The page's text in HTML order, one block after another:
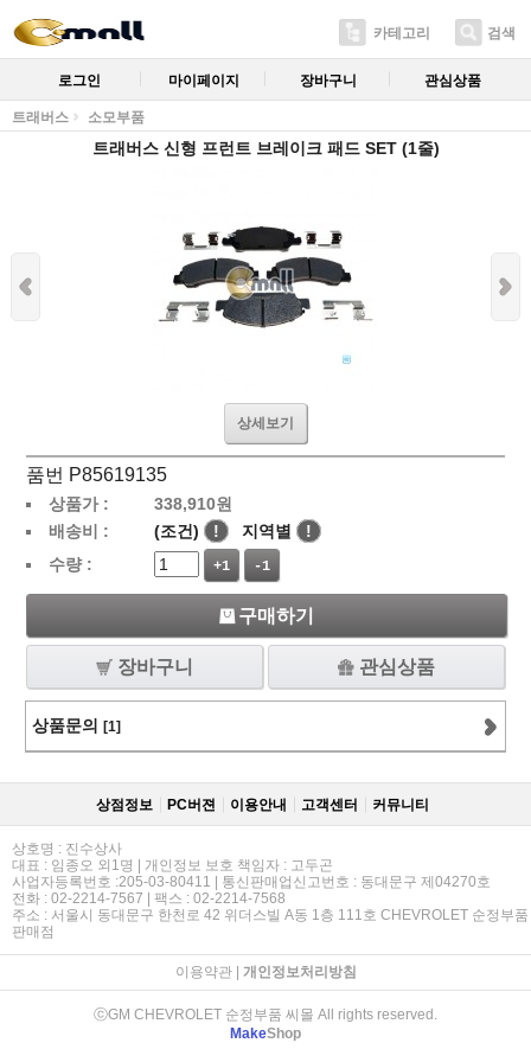
카테고리 검색
로그인 마이페이지 장바구니 관심상품
트래버스 소모부품
트래버스 신형 프런트 브레이크 패드 SET (1줄)
상세보기
품번 P85619135
상품가 : 338,910원
배송비 :
(조건) ! 지역별
!
수량 :
+1 -1
구매하기
장바구니 관심상품
상품문의 [1]
상점정보 PC버젼 이용안내 고객센터 커뮤니티
상호명 : 진수상사
대표 : 임종오 외1명 | 개인정보 보호 책임자 : 고두곤
사업자등록번호 :205-03-80411 | 통신판매업신고번호 : 동대문구 제04270호
전화 : 02-2214-7567 | 팩스 : 02-2214-7568
주소 : 서울시 동대문구 한천로 42 위더스빌 A동 1층 111호 CHEVROLET 순정부품
판매점
이용약관| 개인정보처리방침
ⓒGM CHEVROLET 순정부품 씨몰 All rights reserved.
MakeShop